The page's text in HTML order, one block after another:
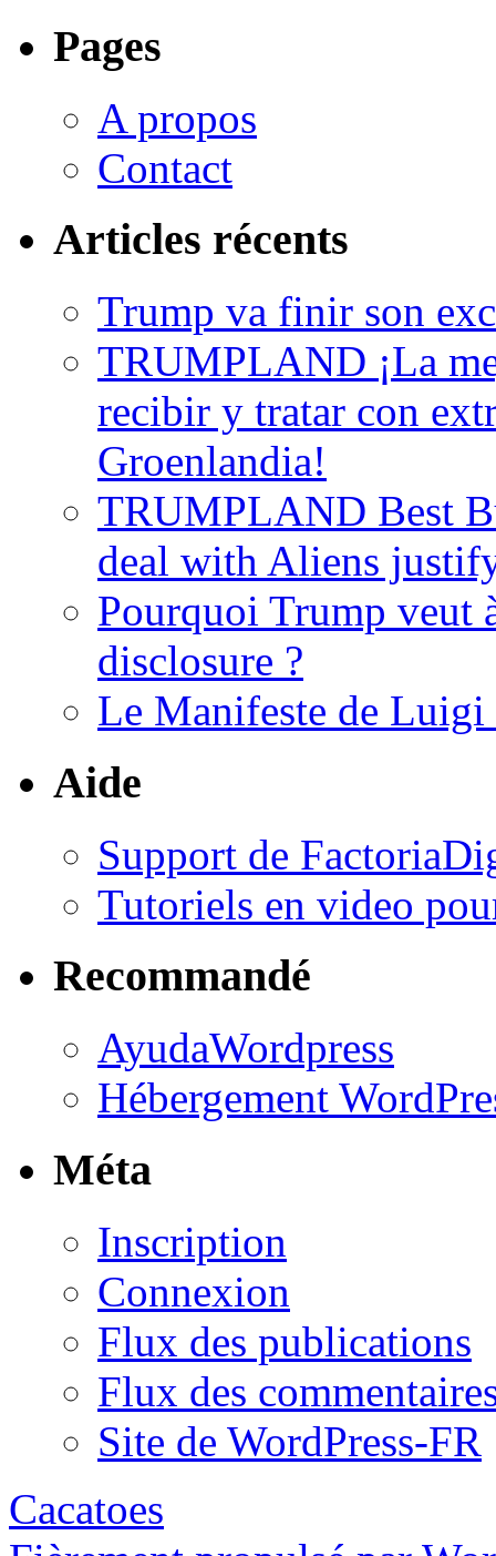
Pages
A propos
Contact
Articles récents
Trump va finir son
TRUMPLAND ¡La
recibir y tratar con
Groenlandia!
TRUMPLAND Best
deal with Aliens
Pourquoi Trump veut
disclosure ?
Le Manifeste de
Aide
Support de
Tutoriels en video
Recommandé
AyudaWordpress
Hébergement
Méta
Inscription
Connexion
Flux des publications
Flux des
Site de WordPress-FR
Cacatoes